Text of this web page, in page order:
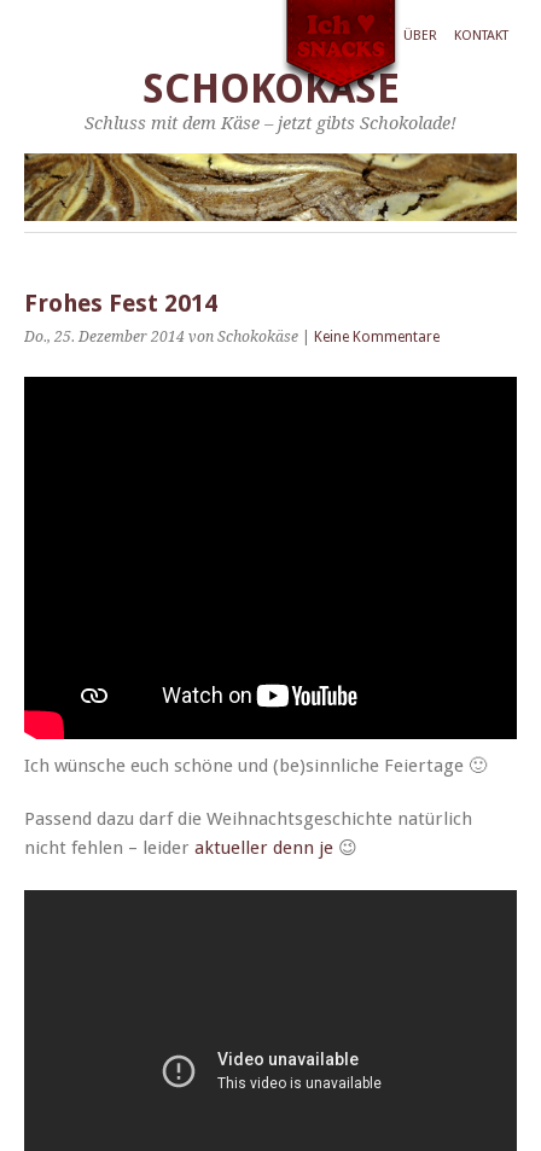
ÜBER KONTAKT
SCHOKOKÄSE
Schluss mit dem Käse – jetzt gibts Schokolade!
Frohes Fest 2014
Do., 25. Dezember 2014 von Schokokäse Keine Kommentare
Ich wün­sche euch schöne und (be)sinnliche Feiertage 🙂
Passend dazu darf die Wei­h­nachts­geschichte natür­lich
nicht fehlen – lei­der aktueller denn je 😉